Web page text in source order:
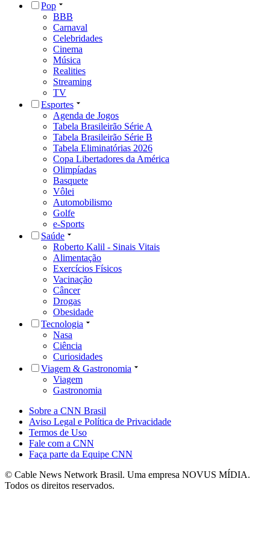
Pop
BBB
Carnaval
Celebridades
Cinema
Música
Realities
Streaming
TV
Esportes
Agenda de Jogos
Tabela Brasileirão Série A
Tabela Brasileirão Série B
Tabela Eliminatórias 2026
Copa Libertadores da América
Olimpíadas
Basquete
Vôlei
Automobilismo
Golfe
e-Sports
Saúde
Roberto Kalil - Sinais Vitais
Alimentação
Exercícios Físicos
Vacinação
Câncer
Drogas
Obesidade
Tecnologia
Nasa
Ciência
Curiosidades
Viagem & Gastronomia
Viagem
Gastronomia
Sobre a CNN Brasil
Aviso Legal e Política de Privacidade
Termos de Uso
Fale com a CNN
Faça parte da Equipe CNN
© Cable News Network Brasil. Uma empresa NOVUS MÍDIA.
Todos os direitos reservados.